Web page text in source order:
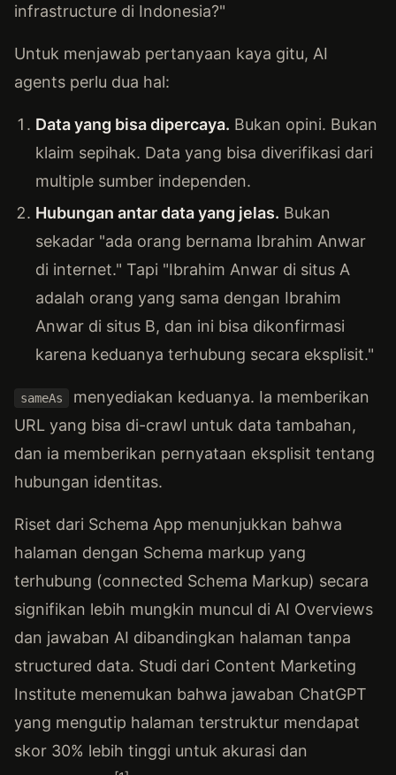
infrastructure di Indonesia?"
Untuk menjawab pertanyaan kaya gitu, AI
agents perlu dua hal:
Data yang bisa dipercaya. Bukan opini. Bukan
klaim sepihak. Data yang bisa diverifikasi dari
multiple sumber independen.
Hubungan antar data yang jelas. Bukan
sekadar "ada orang bernama Ibrahim Anwar
di internet." Tapi "Ibrahim Anwar di situs A
adalah orang yang sama dengan Ibrahim
Anwar di situs B, dan ini bisa dikonfirmasi
karena keduanya terhubung secara eksplisit."
sameAs
menyediakan keduanya. Ia memberikan
URL yang bisa di-crawl untuk data tambahan,
dan ia memberikan pernyataan eksplisit tentang
hubungan identitas.
Riset dari Schema App menunjukkan bahwa
halaman dengan Schema markup yang
terhubung (connected Schema Markup) secara
signifikan lebih mungkin muncul di AI Overviews
dan jawaban AI dibandingkan halaman tanpa
structured data. Studi dari Content Marketing
Institute menemukan bahwa jawaban ChatGPT
yang mengutip halaman terstruktur mendapat
skor 30% lebih tinggi untuk akurasi dan